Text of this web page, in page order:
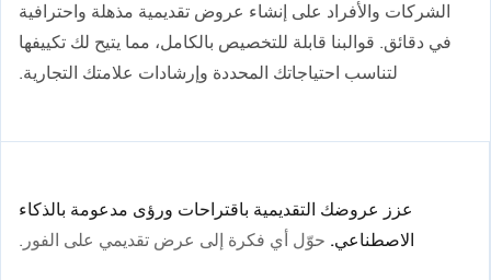
الشركات والأفراد على إنشاء عروض تقديمية مذهلة واحترافية
في دقائق. قوالبنا قابلة للتخصيص بالكامل، مما يتيح لك تكييفها
لتناسب احتياجاتك المحددة وإرشادات علامتك التجارية.
عزز عروضك التقديمية باقتراحات ورؤى مدعومة بالذكاء
الاصطناعي. حوّل أي فكرة إلى عرض تقديمي على الفور.